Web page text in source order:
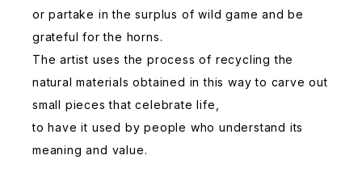
or partake in the surplus of wild game and be
grateful for the horns.
The artist uses the process of recycling the
natural materials obtained in this way to carve out
small pieces that celebrate life,
to have it used by people who understand its
meaning and value.